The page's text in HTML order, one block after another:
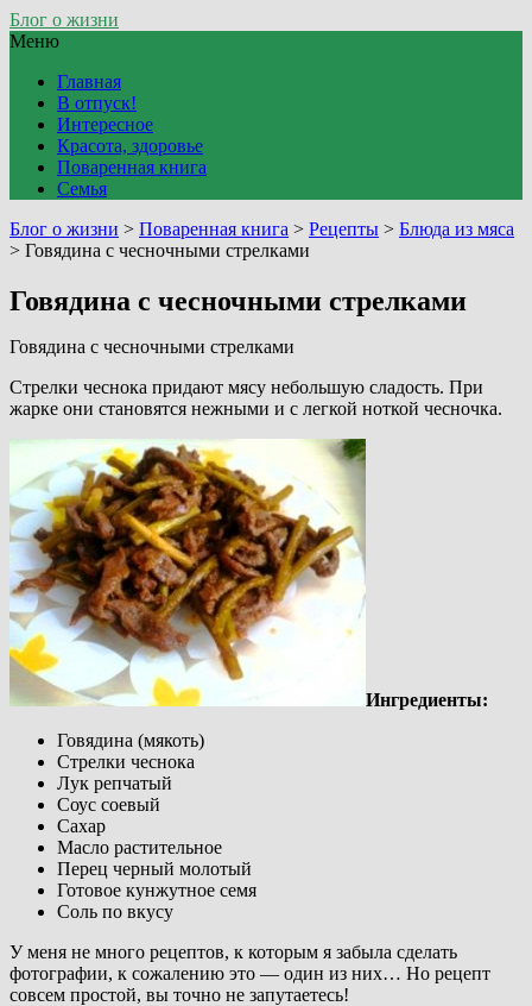
Блог о жизни
Меню
Главная
В отпуск!
Интересное
Красота, здоровье
Поваренная книга
Семья
Блог о жизни > Поваренная книга > Рецепты > Блюда из мяса
> Говядина с чесночными стрелками
Говядина с чесночными стрелками
Говядина с чесночными стрелками
Стрелки чеснока придают мясу небольшую сладость. При
жарке они становятся нежными и с легкой ноткой чесночка.
Ингредиенты:
Говядина (мякоть)
Стрелки чеснока
Лук репчатый
Соус соевый
Сахар
Масло растительное
Перец черный молотый
Готовое кунжутное семя
Соль по вкусу
У меня не много рецептов, к которым я забыла сделать
фотографии, к сожалению это — один из них… Но рецепт
совсем простой, вы точно не запутаетесь!